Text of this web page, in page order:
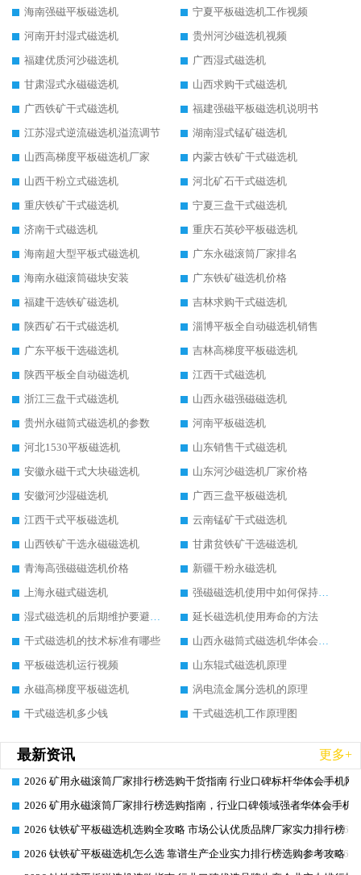
海南强磁平板磁选机
宁夏平板磁选机工作视频
河南开封湿式磁选机
贵州河沙磁选机视频
福建优质河沙磁选机
广西湿式磁选机
甘肃湿式永磁磁选机
山西求购干式磁选机
广西铁矿干式磁选机
福建强磁平板磁选机说明书
江苏湿式逆流磁选机溢流调节
湖南湿式锰矿磁选机
山西高梯度平板磁选机厂家
内蒙古铁矿干式磁选机
山西干粉立式磁选机
河北矿石干式磁选机
重庆铁矿干式磁选机
宁夏三盘干式磁选机
济南干式磁选机
重庆石英砂平板磁选机
海南超大型平板式磁选机
广东永磁滚筒厂家排名
海南永磁滚筒磁块安装
广东铁矿磁选机价格
福建干选铁矿磁选机
吉林求购干式磁选机
陕西矿石干式磁选机
淄博平板全自动磁选机销售
广东平板干选磁选机
吉林高梯度平板磁选机
陕西平板全自动磁选机
江西干式磁选机
浙江三盘干式磁选机
山西永磁强磁磁选机
贵州永磁筒式磁选机的参数
河南平板磁选机
河北1530平板磁选机
山东销售干式磁选机
安徽永磁干式大块磁选机
山东河沙磁选机厂家价格
安徽河沙湿磁选机
广西三盘平板磁选机
江西干式平板磁选机
云南锰矿干式磁选机
山西铁矿干选永磁磁选机
甘肃贫铁矿干选磁选机
青海高强磁磁选机价格
新疆干粉永磁选机
上海永磁式磁选机
延长磁选机使用寿命的方法
干式磁选机的技术标准有哪些
平板磁选机运行视频
山东辊式磁选机原理
永磁高梯度平板磁选机
涡电流金属分选机的原理
干式磁选机多少钱
干式磁选机工作原理图
最新资讯 更多+
2026-06-26
2026 矿用永磁滚筒厂家排行榜选购干货指南 行业口碑标杆华体会手机网
2026-06-26
2026 矿用永磁滚筒厂家排行榜选购指南，行业口碑领域强者华体会手机
2026-06-26
2026 钛铁矿平板磁选机选购全攻略 市场公认优质品牌厂家实力排行榜
2026-06-26
2026 钛铁矿平板磁选机怎么选 靠谱生产企业实力排行榜选购参考攻略